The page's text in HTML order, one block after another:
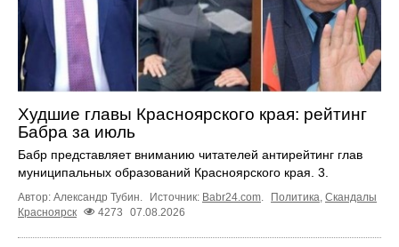
Худшие главы Красноярского края: рейтинг
Бабра за июль
Бабр представляет вниманию читателей антирейтинг глав
муниципальных образований Красноярского края. 3.
Автор: Александр Тубин. Источник: Babr24.com. Политика, Скандалы
Красноярск
4273 07.08.2026